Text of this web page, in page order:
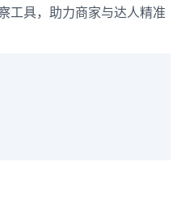
工具，助力商家与达人精准